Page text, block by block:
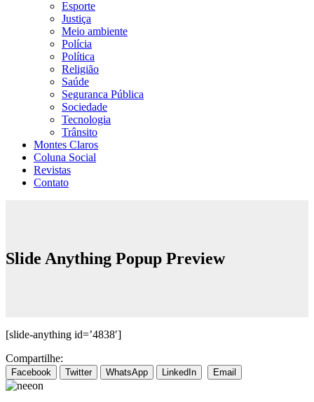
Esporte
Justiça
Meio ambiente
Polícia
Política
Religião
Saúde
Seguranca Pública
Sociedade
Tecnologia
Trânsito
Montes Claros
Coluna Social
Revistas
Contato
Slide Anything Popup Preview
[slide-anything id=’4838′]
Compartilhe:
Facebook Twitter WhatsApp LinkedIn Email